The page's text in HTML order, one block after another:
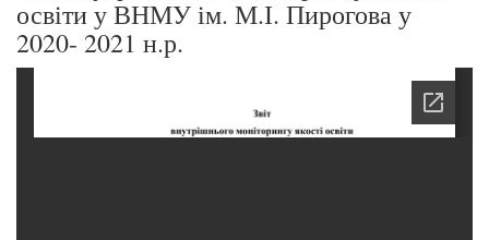
освіти у ВНМУ ім. М.І. Пирогова у
2020- 2021 н.р.